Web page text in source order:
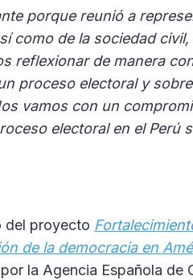
porque reunió a
como de la sociedad
reflexionar de manera
proceso electoral y
vamos con un
electoral en el Perú
del proyecto
de la democracia en
la Agencia Española de